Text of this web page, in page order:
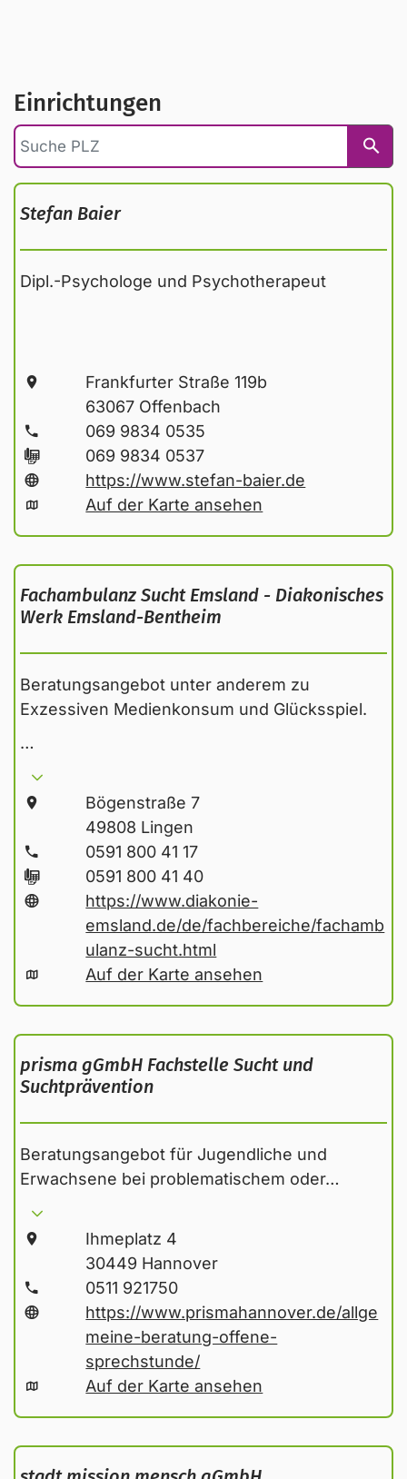
Einrichtungen
Stefan Baier
Dipl.-Psychologe und Psychotherapeut
Frankfurter Straße 119b
63067 Offenbach
069 9834 0535
069 9834 0537
https://www.stefan-baier.de
Auf der Karte ansehen
Fachambulanz Sucht Emsland - Diakonisches
Werk Emsland-Bentheim
Beratungsangebot unter anderem zu
Exzessiven Medienkonsum und Glücksspiel.
…
Bögenstraße 7
49808 Lingen
0591 800 41 17
0591 800 41 40
https://www.diakonie-
emsland.de/de/fachbereiche/fachamb
ulanz-sucht.html
Auf der Karte ansehen
prisma gGmbH Fachstelle Sucht und
Suchtprävention
Beratungsangebot für Jugendliche und
Erwachsene bei problematischem oder…
Ihmeplatz 4
30449 Hannover
0511 921750
https://www.prismahannover.de/allge
meine-beratung-offene-
sprechstunde/
Auf der Karte ansehen